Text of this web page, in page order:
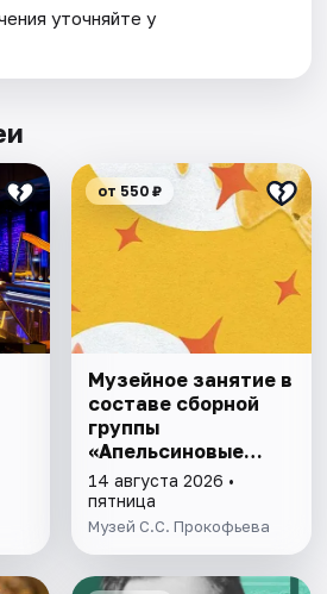
уточняйте у
от 550 ₽
Музейное занятие в
составе сборной
группы
«Апельсиновые
истории»
14 августа 2026 •
пятница
Музей С.С. Прокофьева